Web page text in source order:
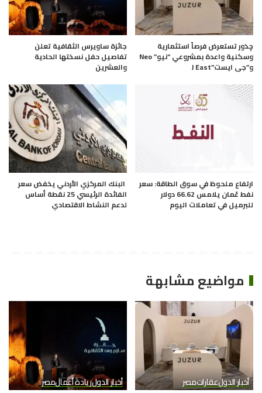
چذور تستعرض فرصاً استثمارية
وسكنية واعدة بمشروعي “نيو” Neo
و”جى ايست”J East
جائزة ساويرس الثقافية تعلن
تفاصيل حفل نسختها الحادية
والعشرين
ارتفاع ملحوظ في سوق الطاقة: سعر
نفط عُمان يلامس 66.62 دولار
للبرميل في تعاملات اليوم
البنك المركزي الأردني يخفض سعر
الفائدة الرئيسي 25 نقطة أساس
لدعم النشاط الاقتصادي
مواضيع مشابهة
أخبار الدولعقاراتمصر أخبار الدولريادة أعمالمصر